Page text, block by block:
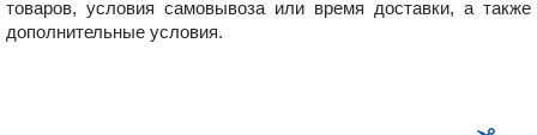
товаров, условия самовывоза или время доставки, а также
дополнительные условия.